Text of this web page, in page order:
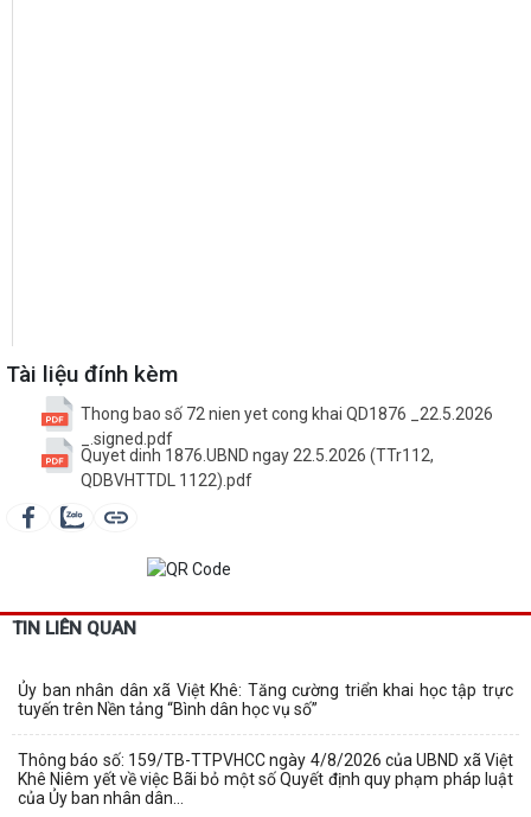
Tài liệu đính kèm
Thong bao số 72 nien yet cong khai QD1876 _22.5.2026
_.signed.pdf
Quyet dinh 1876.UBND ngay 22.5.2026 (TTr112,
QDBVHTTDL 1122).pdf
TIN LIÊN QUAN
Ủy ban nhân dân xã Việt Khê: Tăng cường triển khai học tập trực
tuyến trên Nền tảng “Bình dân học vụ số”
Thông báo số: 159/TB-TTPVHCC ngày 4/8/2026 của UBND xã Việt
Khê Niêm yết về việc Bãi bỏ một số Quyết định quy phạm pháp luật
của Ủy ban nhân dân...